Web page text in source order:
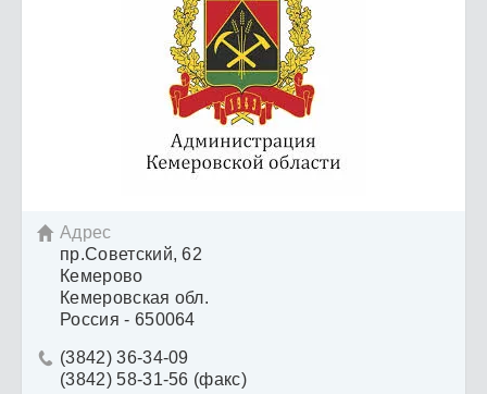
 Адрес
пр.Советский, 62
Кемерово
Кемеровская обл.
Россия - 650064
 (3842) 36-34-09
(3842) 58-31-56 (факс)